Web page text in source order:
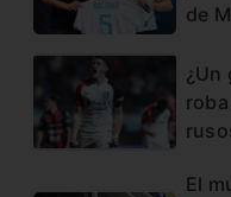
de
¿Un
El